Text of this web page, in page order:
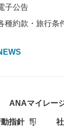
子公告
種約款・旅行条
ANAマイレー
指針